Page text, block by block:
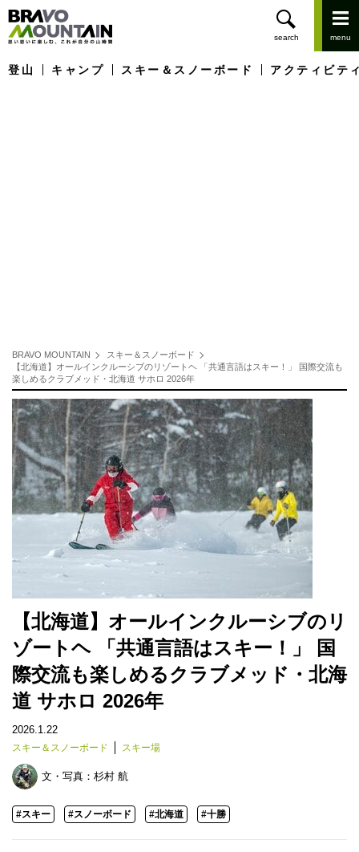
登山 キャンプ スキー＆スノーボード アクティビテ
BRAVO MOUNTAIN
スキー＆スノーボード
【北海道】オールインクルーシブのリゾートヘ 「共通言語はスキー！」 国際交流も
楽しめるクラブメッド・北海道 サホロ 2026年
【北海道】オールインクルーシブのリ
ゾートヘ 「共通言語はスキー！」 国
際交流も楽しめるクラブメッド・北海
道 サホロ 2026年
2026.1.22
スキー＆スノーボード スキー場
文・写真： 杉村 航
#スキー #スノーボード #北海道 #十勝